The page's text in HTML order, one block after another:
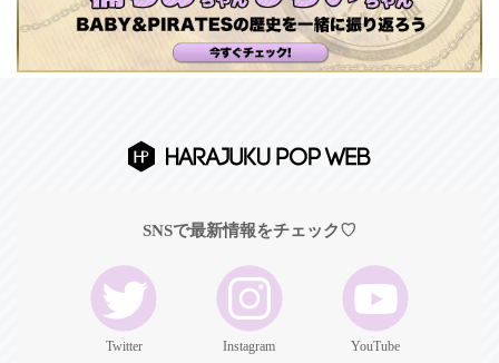
SNSで最新情報をチェック♡
Twitter Instagram YouTube